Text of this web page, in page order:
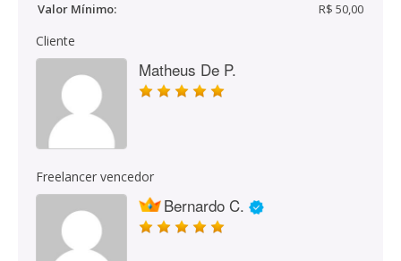
Valor Mínimo:
R$ 50,00
Cliente
Matheus De P.
Freelancer vencedor
Bernardo C.